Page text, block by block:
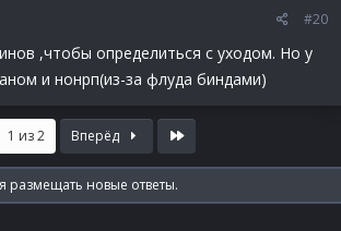
#20
,чтобы определиться с уходом. Но у
и нонрп(из-за флуда биндами)
1 из 2 Вперёд Last
размещать новые ответы.